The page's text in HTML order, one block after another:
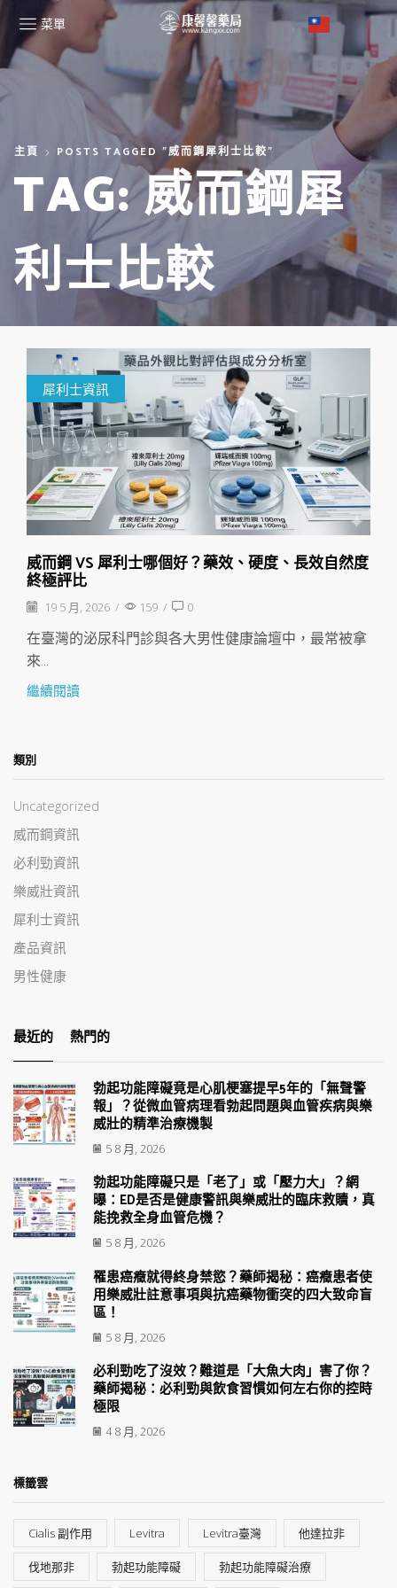
菜單
主頁 POSTS TAGGED "威而鋼犀利士比較"
TAG: 威而鋼犀
利士比較
犀利士資訊
威而鋼 VS 犀利士哪個好？藥效、硬度、長效自然度
終極評比
19 5 月, 2026 / 159 / 0
在臺灣的泌尿科門診與各大男性健康論壇中，最常被拿
來...
繼續閱讀
類別
Uncategorized
威而鋼資訊
必利勁資訊
樂威壯資訊
犀利士資訊
產品資訊
男性健康
最近的 熱門的
勃起功能障礙竟是心肌梗塞提早5年的「無聲警
報」？從微血管病理看勃起問題與血管疾病與樂
威壯的精準治療機製
5 8 月, 2026
勃起功能障礙只是「老了」或「壓力大」？網
曝：ED是否是健康警訊與樂威壯的臨床救贖，真
能挽救全身血管危機？
5 8 月, 2026
罹患癌癥就得終身禁慾？藥師揭秘：癌癥患者使
用樂威壯註意事項與抗癌藥物衝突的四大致命盲
區！
5 8 月, 2026
必利勁吃了沒效？難道是「大魚大肉」害了你？
藥師揭秘：必利勁與飲食習慣如何左右你的控時
極限
4 8 月, 2026
標籤雲
Cialis 副作用 Levitra Levitra臺灣 他達拉非
伐地那非 勃起功能障礙 勃起功能障礙治療